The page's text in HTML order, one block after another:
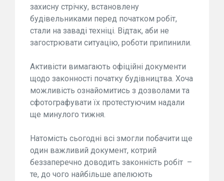
захисну стрічку, встановлену
будівельниками перед початком робіт,
стали на заваді техніці. Відтак, аби не
загострювати ситуацію, роботи припинили.
Активісти вимагають офіційні документи
щодо законності початку будівництва. Хоча
можливість ознайомитись з дозволами та
сфотографувати їх протестуючим надали
ще минулого тижня.
Натомість сьогодні всі змогли побачити ще
один важливий документ, котрий
беззаперечно доводить законність робіт –
те, до чого найбільше апелюють